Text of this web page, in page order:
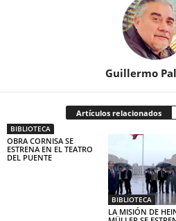
Guillermo
Artículos relacionados
BIBLIOTECA
OBRA CORNISA SE
ESTRENA EN EL TEATRO
DEL PUENTE
BIBLIOTECA
LA MISIÓN DE